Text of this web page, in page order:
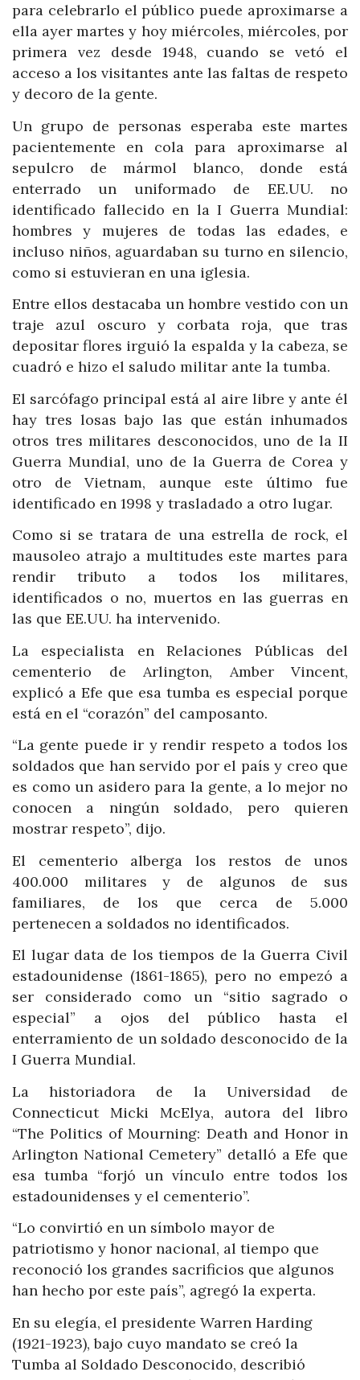
para celebrarlo el público puede aproximarse a
ella ayer martes y hoy miércoles, miércoles, por
primera vez desde 1948, cuando se vetó el
acceso a los visitantes ante las faltas de respeto
y decoro de la gente.
Un grupo de personas esperaba este martes
pacientemente en cola para aproximarse al
sepulcro de mármol blanco, donde está
enterrado un uniformado de EE.UU. no
identificado fallecido en la I Guerra Mundial:
hombres y mujeres de todas las edades, e
incluso niños, aguardaban su turno en silencio,
como si estuvieran en una iglesia.
Entre ellos destacaba un hombre vestido con un
traje azul oscuro y corbata roja, que tras
depositar flores irguió la espalda y la cabeza, se
cuadró e hizo el saludo militar ante la tumba.
El sarcófago principal está al aire libre y ante él
hay tres losas bajo las que están inhumados
otros tres militares desconocidos, uno de la II
Guerra Mundial, uno de la Guerra de Corea y
otro de Vietnam, aunque este último fue
identificado en 1998 y trasladado a otro lugar.
Como si se tratara de una estrella de rock, el
mausoleo atrajo a multitudes este martes para
rendir tributo a todos los militares,
identificados o no, muertos en las guerras en
las que EE.UU. ha intervenido.
La especialista en Relaciones Públicas del
cementerio de Arlington, Amber Vincent,
explicó a Efe que esa tumba es especial porque
está en el “corazón” del camposanto.
“La gente puede ir y rendir respeto a todos los
soldados que han servido por el país y creo que
es como un asidero para la gente, a lo mejor no
conocen a ningún soldado, pero quieren
mostrar respeto”, dijo.
El cementerio alberga los restos de unos
400.000 militares y de algunos de sus
familiares, de los que cerca de 5.000
pertenecen a soldados no identificados.
El lugar data de los tiempos de la Guerra Civil
estadounidense (1861-1865), pero no empezó a
ser considerado como un “sitio sagrado o
especial” a ojos del público hasta el
enterramiento de un soldado desconocido de la
I Guerra Mundial.
La historiadora de la Universidad de
Connecticut Micki McElya, autora del libro
“The Politics of Mourning: Death and Honor in
Arlington National Cemetery” detalló a Efe que
esa tumba “forjó un vínculo entre todos los
estadounidenses y el cementerio”.
“Lo convirtió en un símbolo mayor de
patriotismo y honor nacional, al tiempo que
reconoció los grandes sacrificios que algunos
han hecho por este país”, agregó la experta.
En su elegía, el presidente Warren Harding
(1921-1923), bajo cuyo mandato se creó la
Tumba al Soldado Desconocido, describió